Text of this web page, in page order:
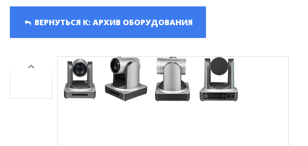
Серия HD-PTZ400
Серия HD-PTZ500
Панели Для Видеостен
ВЕРНУТЬСЯ К: АРХИВ ОБОРУДОВАНИЯ